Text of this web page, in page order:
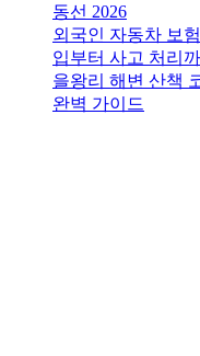
동선 2026
외국인 자동차 보
입부터 사고 처리까
을왕리 해변 산책
완벽 가이드